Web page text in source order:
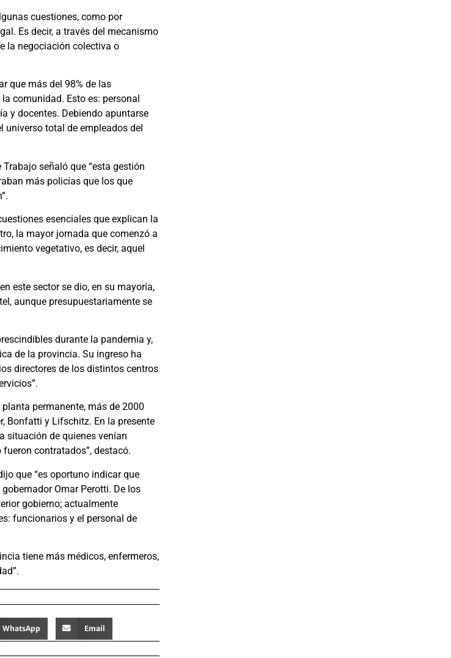
cuestiones, como por
Es decir, a través del mecanismo
la negociación colectiva o
que más del 98% de las
comunidad. Esto es: personal
y docentes. Debiendo apuntarse
total de empleados del
señaló que “esta gestión
más policías que los que
esenciales que explican la
la mayor jornada que comenzó a
vegetativo, es decir, aquel
este sector se dio, en su mayoría,
aunque presupuestariamente se
durante la pandemia y,
de la provincia. Su ingreso ha
directores de los distintos centros
permanente, más de 2000
Bonfatti y Lifschitz. En la presente
situación de quienes venían
contratados”, destacó.
que “es oportuno indicar que
Omar Perotti. De los
gobierno; actualmente
funcionarios y el personal de
tiene más médicos, enfermeros,
WhatsApp Email